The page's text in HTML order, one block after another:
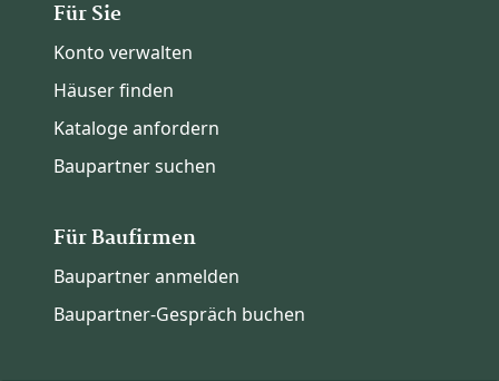
Für Sie
Konto verwalten
Häuser finden
Kataloge anfordern
Baupartner suchen
Für Baufirmen
Baupartner anmelden
Baupartner-Gespräch buchen